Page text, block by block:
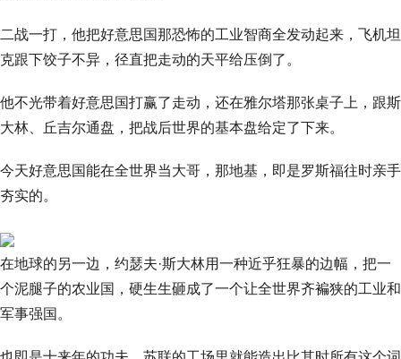
二战一打，他把好意思国那恐怖的工业智商全发动起来，飞机坦
克跟下饺子不异，径直把走动的天平给压倒了。
他不光带着好意思国打赢了走动，还在雅尔塔那张桌子上，跟斯
大林、丘吉尔通盘，把战后世界的基本盘给定了下来。
今天好意思国能在全世界当大哥，那地基，即是罗斯福往时亲手
夯实的。
在地球的另一边，约瑟夫·斯大林用一种近乎狂暴的边幅，把一
个泥腿子的农业国，硬生生砸成了一个让全世界齐褊狭的工业和
军事强国。